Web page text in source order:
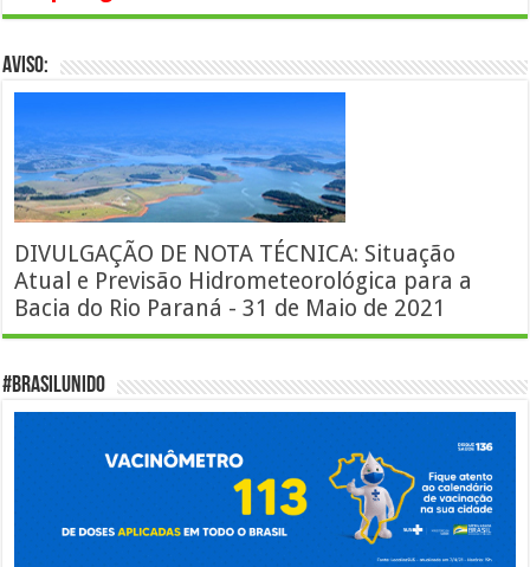
AVISO:
DIVULGAÇÃO DE NOTA TÉCNICA: Situação
Atual e Previsão Hidrometeorológica para a
Bacia do Rio Paraná - 31 de Maio de 2021
#BrasilUnido